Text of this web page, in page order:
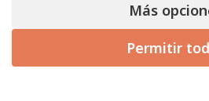
Más
Permitir